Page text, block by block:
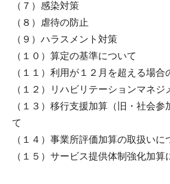
（７）感染対策
（８）虐待の防止
（９）ハラスメント対策
（１０）算定の基準について
（１１）利用が１２月を超える場合
（１２）リハビリテーションマネジ
（１３）移行支援加算（旧・社会
て
（１４）事業所評価加算の取扱いに
（１５）サービス提供体制強化加算